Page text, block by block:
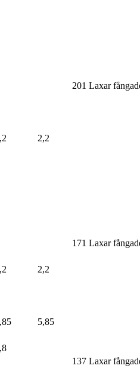
201 Laxar
2,2
171 Laxar
2,2
5,85
137 Laxar